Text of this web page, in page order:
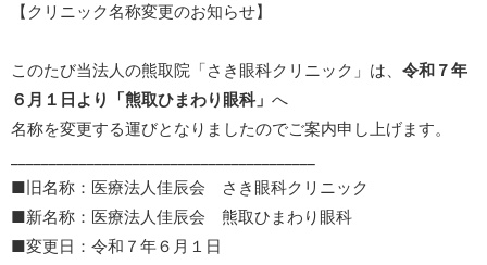
【クリニック名称変更のお知らせ】
このたび当法人の熊取院「さき眼科クリニック」は、 令和７年
６月１日より「熊取ひまわり眼科」 へ
名称を変更する運びとなりましたのでご案内申し上げます。
■旧名称：医療法人佳辰会 さき眼科クリニック
■新名称：医療法人佳辰会 熊取ひまわり眼科
■変更日：令和７年６月１日